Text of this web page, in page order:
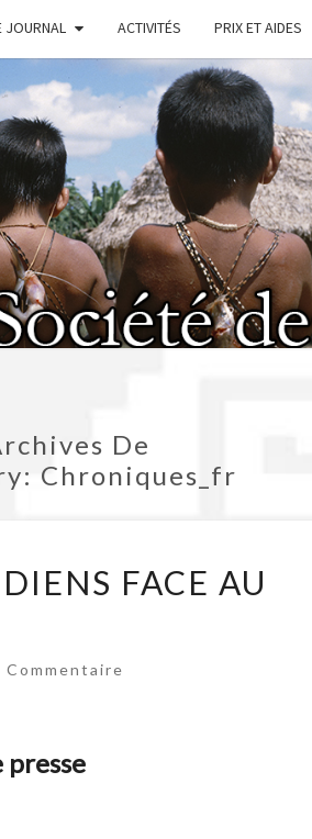
JOURNAL ACTIVITÉS PRIX ET AIDES
De
Chroniques_fr
FACE AU
Commentaire
presse